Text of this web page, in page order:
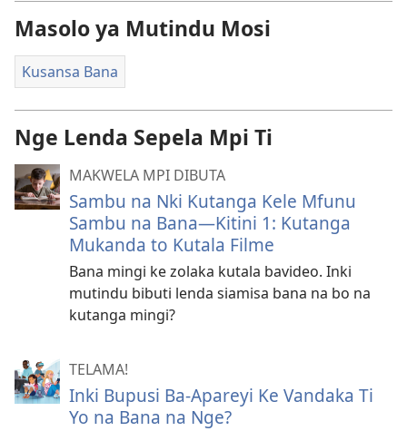
Masolo ya Mutindu Mosi
Kusansa Bana
Nge Lenda Sepela Mpi Ti
MAKWELA MPI DIBUTA
Sambu na Nki Kutanga Kele Mfunu
Sambu na Bana—Kitini 1: Kutanga
Mukanda to Kutala Filme
Bana mingi ke zolaka kutala bavideo. Inki
mutindu bibuti lenda siamisa bana na bo na
kutanga mingi?
TELAMA!
Inki Bupusi Ba-Apareyi Ke Vandaka Ti
Yo na Bana na Nge?